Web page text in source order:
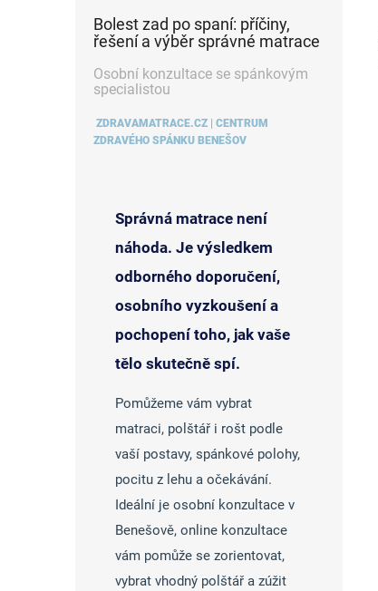
Bolest zad po spaní: příčiny,
řešení a výběr správné matrace
Osobní konzultace se spánkovým
specialistou
ZDRAVAMATRACE.CZ | CENTRUM
ZDRAVÉHO SPÁNKU BENEŠOV
Správná matrace není
náhoda. Je výsledkem
odborného doporučení,
osobního vyzkoušení a
pochopení toho, jak vaše
tělo skutečně spí.
Pomůžeme vám vybrat
matraci, polštář i rošt podle
vaší postavy, spánkové polohy,
pocitu z lehu a očekávání.
Ideální je osobní konzultace v
Benešově, online konzultace
vám pomůže se zorientovat,
vybrat vhodný polštář a zúžit